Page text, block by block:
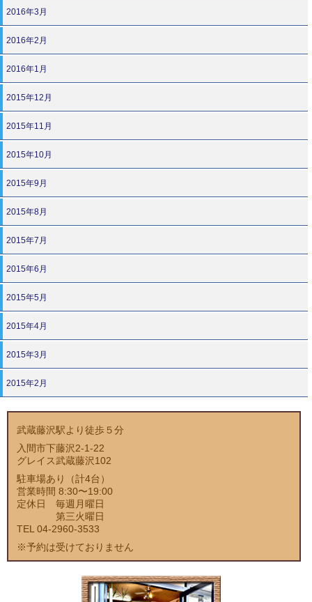
2016年3月
2016年2月
2016年1月
2015年12月
2015年11月
2015年10月
2015年9月
2015年8月
2015年7月
2015年6月
2015年5月
2015年4月
2015年3月
2015年2月
武蔵藤沢駅より徒歩５分
入間市下藤沢2-1-22
グレイス武蔵藤沢102
駐車場あり（計4台）
営業時間 8:30〜19:00
定休日 毎週月曜日
第三火曜日
TEL 04-2960-3533
※予約は受けておりません